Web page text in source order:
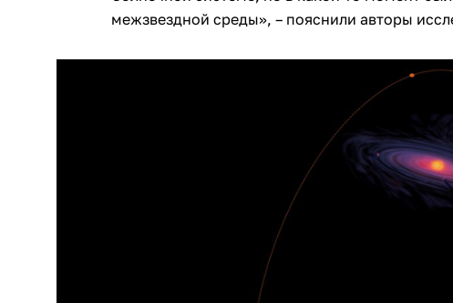
межзвездной среды», – пояснили авторы